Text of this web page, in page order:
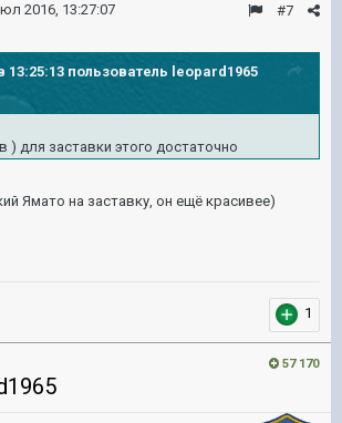
#7
2016, 13:27:07
13:25:13 пользователь leopard1965
) для заставки этого достаточно
Ямато на заставку, он ещё красивее)
1
57 170